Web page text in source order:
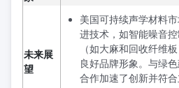
未来展
望
美国可持续声学材料
进技术，如智能噪音
（如大麻和回收纤维
良好品牌形象。与绿
合作加速了创新并符